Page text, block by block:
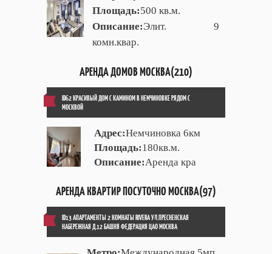
Площадь:500 кв.м.
Описание:Элит. 9
комн.квар.
АРЕНДА ДОМОВ МОСКВА(210)
ID62 КРАСИВЫЙ ДОМ С КАМИНОМ В НЕМЧИНОВКЕ РЯДОМ С
МОСКВОЙ
Адрес:Немчиновка 6км
Площадь:180кв.м.
Описание:Аренда кра
АРЕНДА КВАРТИР ПОСУТОЧНО МОСКВА(97)
ID13 АПАРТАМЕНТЫ 2 КОМНАТЫ RIVERA УЛ.ПРЕСНЕНСКАЯ
НАБЕРЕЖНАЯ Д.12 БАШНЯ ФЕДЕРАЦИЯ ЦАО МОСКВА